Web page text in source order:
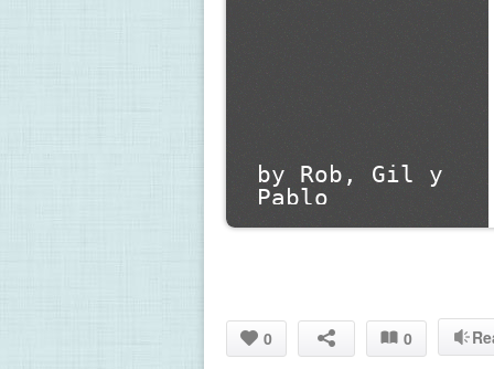
by Rob, Gil y
Pablo
0 0